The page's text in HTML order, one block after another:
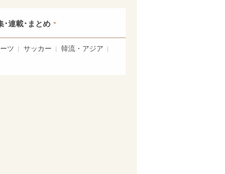
･連載･まとめ
ツ サッカー
韓流・アジア